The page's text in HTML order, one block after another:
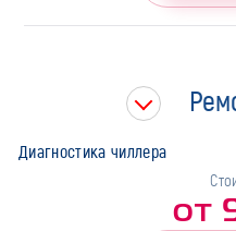
Диагностика чиллера
от